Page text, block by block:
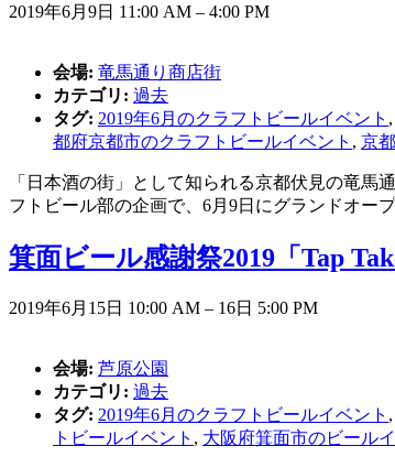
2019年6月9日 11:00 AM – 4:00 PM
会場: 竜馬通り商店街
カテゴリ: 過去
タグ: 2019年6月のクラフトビールイベント ,
都府京都市のクラフトビールイベント , 京
「日本酒の街」として知られる京都伏見の竜
フトビール部の企画で、6月9日にグランドオー
箕面ビール感謝祭2019「Tap
2019年6月15日 10:00 AM – 16日 5:00 PM
会場: 芦原公園
カテゴリ: 過去
タグ: 2019年6月のクラフトビールイベント ,
トビールイベント , 大阪府箕面市のビール